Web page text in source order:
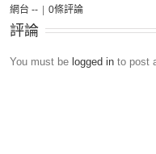
網台 -- 0條評論
評論
You must be logged in to post